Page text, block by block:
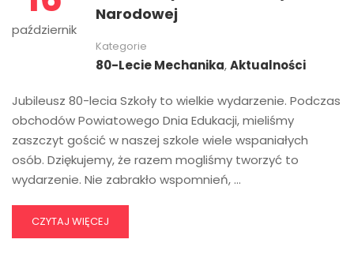
październik
Narodowej
Kategorie
80-Lecie Mechanika,Aktualności
Jubileusz 80-lecia Szkoły to wielkie wydarzenie. Podczas
obchodów Powiatowego Dnia Edukacji, mieliśmy
zaszczyt gościć w naszej szkole wiele wspaniałych
osób. Dziękujemy, że razem mogliśmy tworzyć to
wydarzenie. Nie zabrakło wspomnień, …
CZYTAJ WIĘCEJ